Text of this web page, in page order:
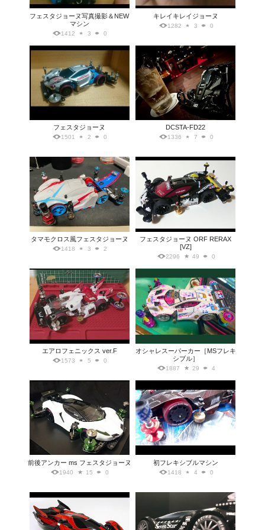
フェスタジョーヌ写真撮影＆NEW
マシン
1412 3 0
キレイキレイジョーヌ
1282 3 0
フェスタジョーヌ
1501 2 0
DCSTA-FD22
1336 7 0
タマモクロス風フェスタジョーヌ
1418 3 2
フェスタジョーヌ ORF RERAX
[VZ]
2296 49 0
エアロフェニックス ver.F
1573 5 0
オシャレスーパーカー［MSフレキ
シブル］
1887 29 4
前後アンカー ms フェスタジョーヌ
1940 15 0
初フレキシブルマシン
1418 4 0